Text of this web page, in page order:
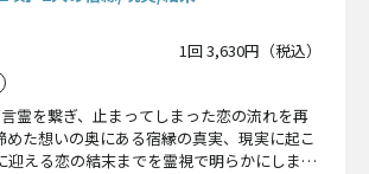
1回 3,630円（税込）
霊を繋ぎ、止まってしまった恋の流れを再
めた想いの奥にある宿縁の真実、現実に起こ
迎える恋の結末までを霊視で明らかにしま